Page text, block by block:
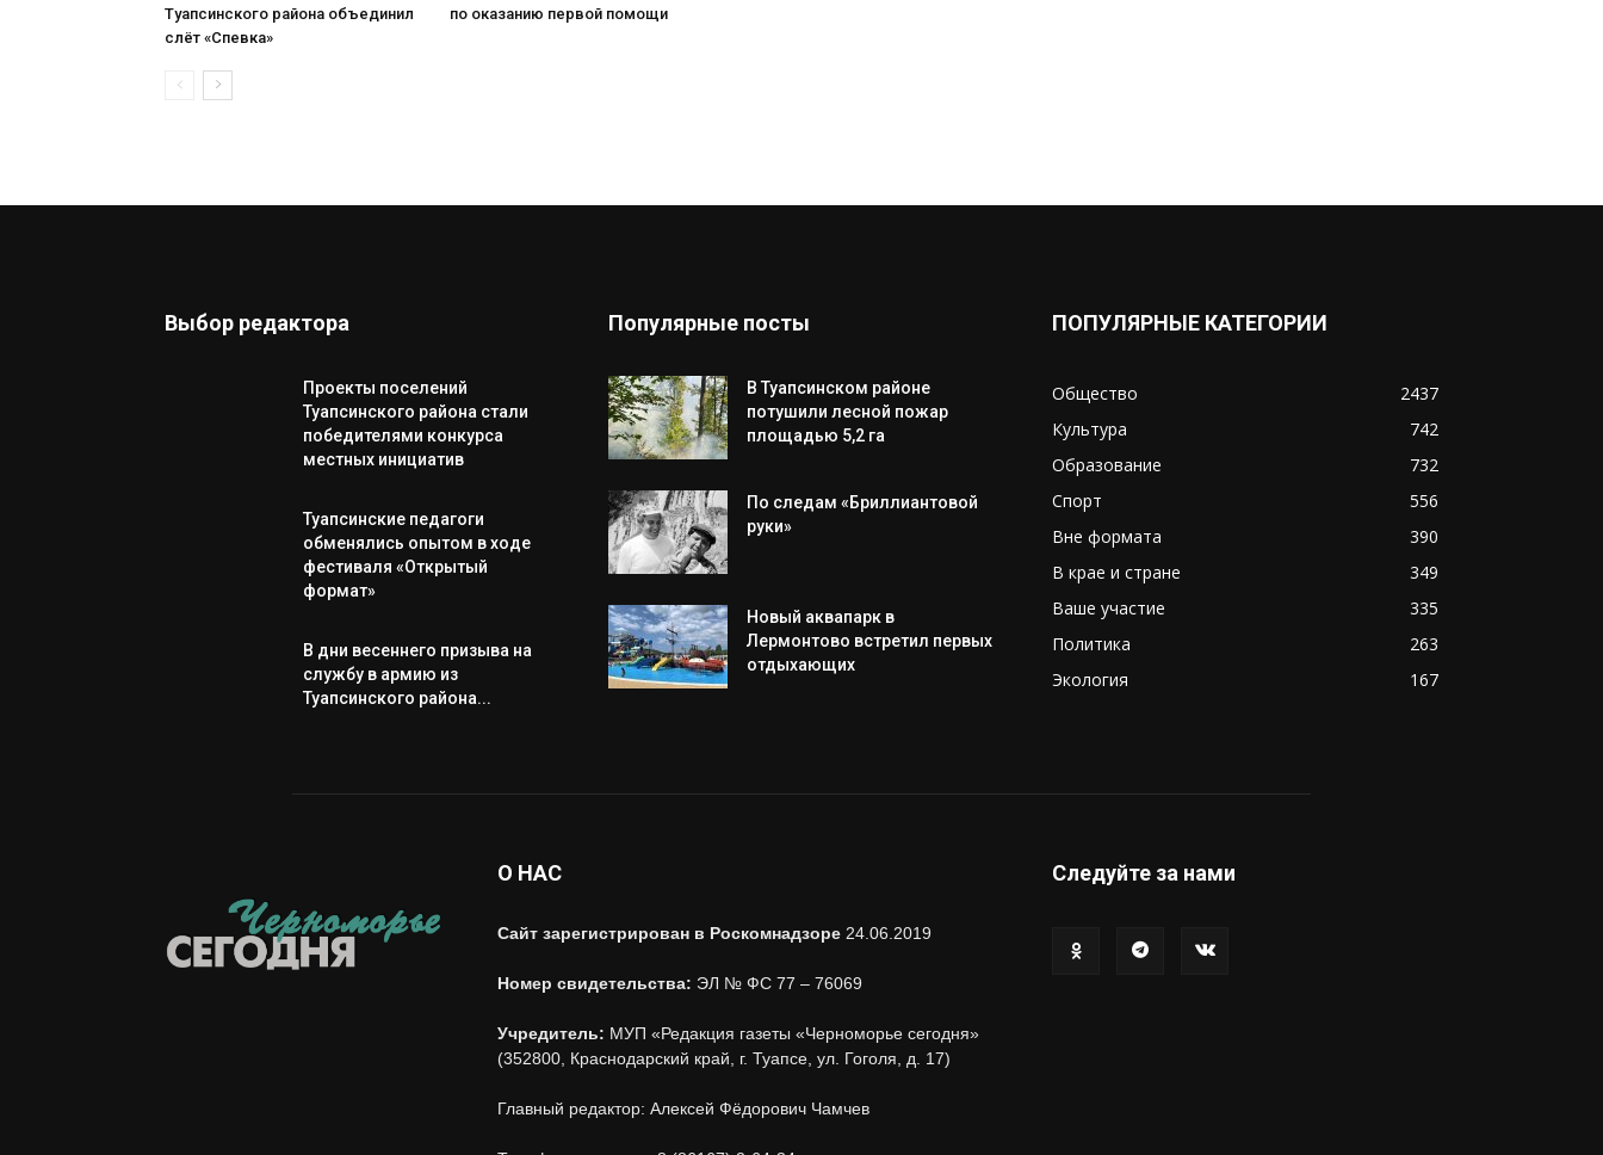
Туапсинского района объединил
слёт «Спевка»
по оказанию первой помощи
Выбор редактора
Проекты поселений
Туапсинского района стали
победителями конкурса
местных инициатив
Туапсинские педагоги
обменялись опытом в ходе
фестиваля «Открытый
формат»
В дни весеннего призыва на
службу в армию из
Туапсинского района...
Популярные посты
В Туапсинском районе
потушили лесной пожар
площадью 5,2 га
По следам «Бриллиантовой
руки»
Новый аквапарк в
Лермонтово встретил первых
отдыхающих
ПОПУЛЯРНЫЕ КАТЕГОРИИ
Общество
2437
Культура
742
Образование
732
Спорт
556
Вне формата
390
В крае и стране
349
Ваше участие
335
Политика
263
Экология
167
О НАС
Сайт зарегистрирован в Роскомнадзоре 24.06.2019
Номер свидетельства: ЭЛ № ФС 77 – 76069
Учредитель: МУП «Редакция газеты «Черноморье сегодня»
(352800, Краснодарский край, г. Туапсе, ул. Гоголя, д. 17)
Главный редактор: Алексей Фёдорович Чамчев
Следуйте за нами